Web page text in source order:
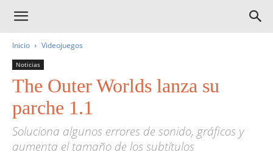
Inicio Videojuegos
Noticias
The Outer Worlds lanza su
parche 1.1
Soluciona algunos errores de sonido, gráficos y
aumenta el tamaño de los subtítulos